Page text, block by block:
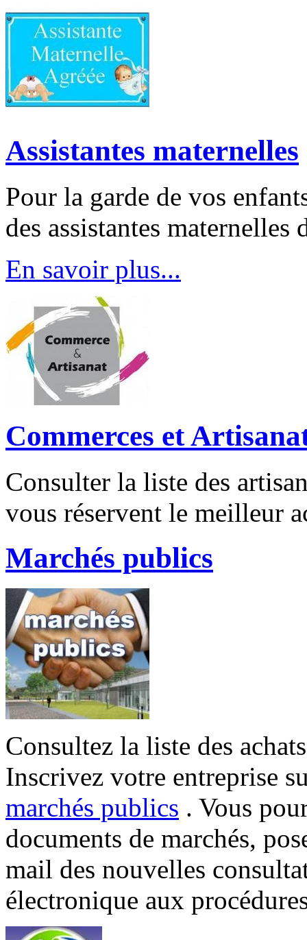
Assistantes maternelles
Pour la garde de vos
des assistantes
En savoir plus...
Commerces et
Consulter la liste des
vous réservent le meilleur
Marchés publics
Consultez la liste des
Inscrivez votre entreprise
marchés publics . Vous
documents de marchés,
mail des nouvelles
électronique aux